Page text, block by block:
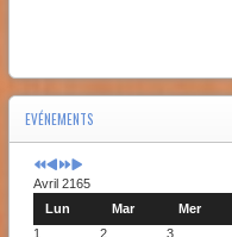
EVÉNEMENTS
Avril 2165
Lun
Mar Mer
1
2 3